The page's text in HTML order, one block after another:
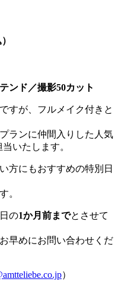
ンド／撮影50カット
すが、フルメイク付きと
ランに仲間入りした人気
当いたします。
方にもおすすめの特別日
。
の1か月前までとさせて
早めにお問い合わせくだ
）